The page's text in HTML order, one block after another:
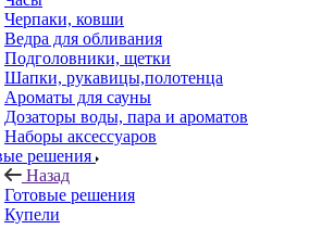
Черпаки, ковши
Ведра для обливания
Подголовники, щетки
Шапки, рукавицы,полотенца
Ароматы для сауны
Дозаторы воды, пара и ароматов
Наборы аксессуаров
решения
Назад
Готовые решения
Купели